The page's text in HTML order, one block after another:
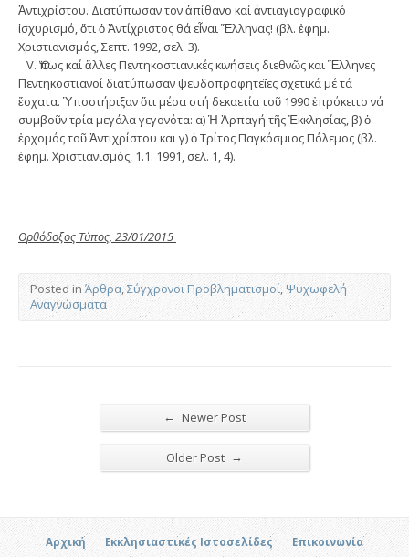
Ἀντιχρίστου. Διατύπωσαν τον ἀπίθανο καί ἀντιαγιογραφικό
ἰσχυρισμό, ὅτι ὁ Ἀντίχριστος θά εἶναι Ἕλληνας! (βλ. ἐφημ.
Χριστιανισμός, Σεπτ. 1992, σελ. 3).
V. Ὅπως καί ἄλλες Πεντηκοστιανικές κινήσεις διεθνῶς και Ἕλληνες
Πεντηκοστιανοί διατύπωσαν ψευδοπροφητεῖες σχετικά μέ τά
ἔσχατα. Ὑποστήριξαν ὅτι μέσα στή δεκαετία τοῦ 1990 ἐπρόκειτο νά
συμβοῦν τρία μεγάλα γεγονότα: α) Ἡ Ἁρπαγή τῆς Ἐκκλησίας, β) ὁ
ἐρχομός τοῦ Ἀντιχρίστου και γ) ὁ Τρίτος Παγκόσμιος Πόλεμος (βλ.
ἐφημ. Χριστιανισμός, 1.1. 1991, σελ. 1, 4).
Ορθόδοξος Τύπος, 23/01/2015
Posted in Άρθρα,Σύγχρονοι Προβληματισμοί,Ψυχωφελή
Αναγνώσματα
← Newer Post
Older Post →
Αρχική Εκκλησιαστικές Ιστοσελίδες Επικοινωνία